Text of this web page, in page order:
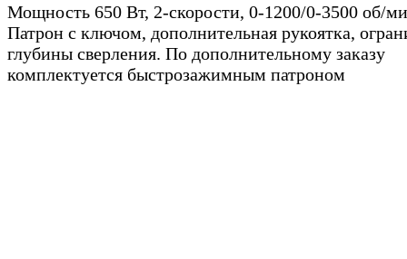
Мощность 650 Вт, 2-скорости, 0-1200/0-3500 об/
Патрон с ключом, дополнительная рукоятка,
глубины сверления. По дополнительному заказу
комплектуется быстрозажимным патроном